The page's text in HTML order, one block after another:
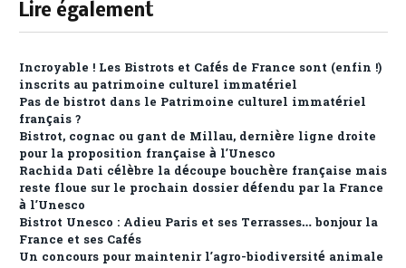
Lire également
Incroyable ! Les Bistrots et Cafés de France sont (enfin !)
inscrits au patrimoine culturel immatériel
Pas de bistrot dans le Patrimoine culturel immatériel
français ?
Bistrot, cognac ou gant de Millau, dernière ligne droite
pour la proposition française à l’Unesco
Rachida Dati célèbre la découpe bouchère française mais
reste floue sur le prochain dossier défendu par la France
à l’Unesco
Bistrot Unesco : Adieu Paris et ses Terrasses… bonjour la
France et ses Cafés
Un concours pour maintenir l’agro-biodiversité animale